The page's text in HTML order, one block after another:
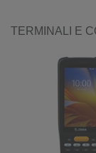
TERMINALI E